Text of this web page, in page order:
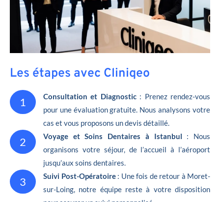
Les étapes avec Cliniqeo
1 Consultation et Diagnostic: Prenez rendez-vous
pour une évaluation gratuite. Nous analysons votre
cas et vous proposons un devis détaillé.
2 Voyage et Soins Dentaires à Istanbul : Nous
organisons votre séjour, de l’accueil à l’aéroport
jusqu’aux soins dentaires.
3 Suivi Post-Opératoire : Une fois de retour à Moret-
sur-Loing, notre équipe reste à votre disposition